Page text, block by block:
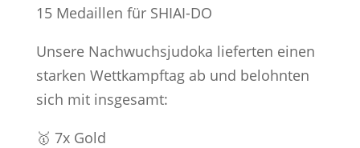
15 Medaillen für SHIAI-DO
Unsere Nachwuchsjudoka lieferten einen
starken Wettkampftag ab und belohnten
sich mit insgesamt:
🥇 7x Gold